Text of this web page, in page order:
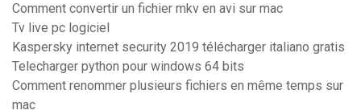
Comment convertir un fichier mkv en avi sur mac
Tv live pc logiciel
Kaspersky internet security 2019 télécharger italiano gratis
Telecharger python pour windows 64 bits
Comment renommer plusieurs fichiers en même temps sur
mac